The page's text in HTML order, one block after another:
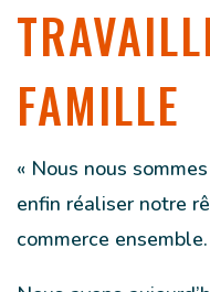
FAMILLE
« Nous nous
enfin réaliser notre
commerce ensemble.